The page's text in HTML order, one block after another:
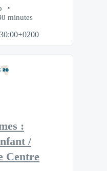
minutes
:
/
Centre